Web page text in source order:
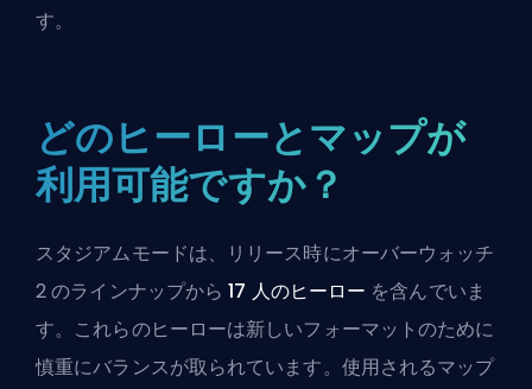
す。
どのヒーローとマップが
利用可能ですか？
スタジアムモードは、リリース時にオーバーウォッチ
2 のラインナップから17 人のヒーロー を含んでいま
す。これらのヒーローは新しいフォーマットのために
慎重にバランスが取られています。使用されるマップ